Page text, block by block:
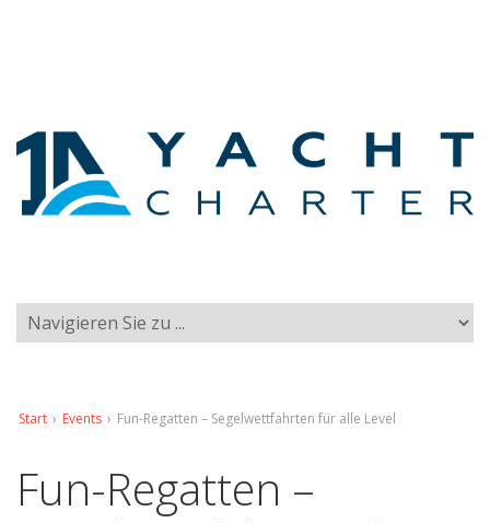
Start › Events › Fun-Regatten – Segelwettfahrten für alle Level
Fun-Regatten –